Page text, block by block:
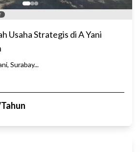
Usaha Strategis di A Yani
Surabay...
Tahun